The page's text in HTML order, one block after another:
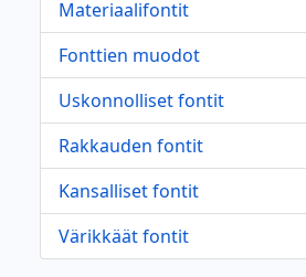
Materiaalifontit
Fonttien muodot
Uskonnolliset fontit
Rakkauden fontit
Kansalliset fontit
Värikkäät fontit